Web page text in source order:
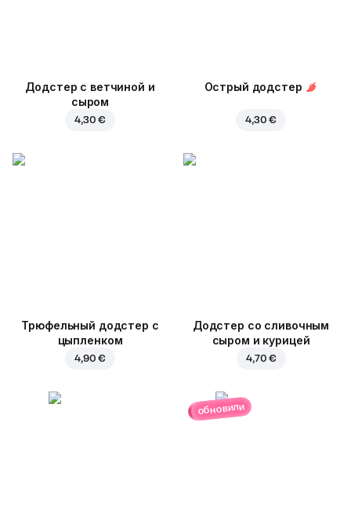
Додстер с ветчиной и
сыром
4,30 €
Острый додстер
4,30 €
Трюфельный додстер c
цыпленком
4,90 €
Додстер со сливочным
сыром и курицей
4,70 €
обновили